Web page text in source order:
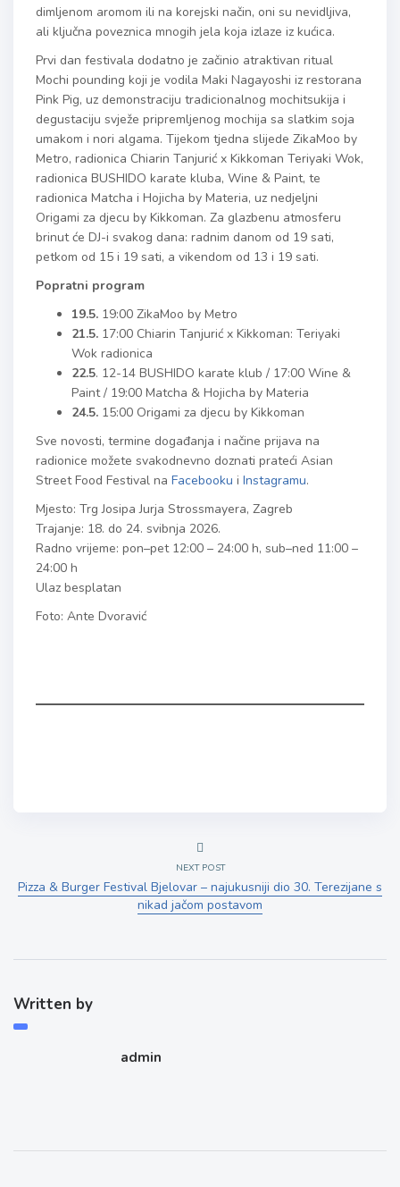
dimljenom aromom ili na korejski način, oni su nevidljiva,
ali ključna poveznica mnogih jela koja izlaze iz kućica.
Prvi dan festivala dodatno je začinio atraktivan ritual
Mochi pounding koji je vodila Maki Nagayoshi iz restorana
Pink Pig, uz demonstraciju tradicionalnog mochitsukija i
degustaciju svježe pripremljenog mochija sa slatkim soja
umakom i nori algama. Tijekom tjedna slijede ZikaMoo by
Metro, radionica Chiarin Tanjurić x Kikkoman Teriyaki Wok,
radionica BUSHIDO karate kluba, Wine & Paint, te
radionica Matcha i Hojicha by Materia, uz nedjeljni
Origami za djecu by Kikkoman. Za glazbenu atmosferu
brinut će DJ-i svakog dana: radnim danom od 19 sati,
petkom od 15 i 19 sati, a vikendom od 13 i 19 sati.
Popratni program
19.5. 19:00 ZikaMoo by Metro
21.5. 17:00 Chiarin Tanjurić x Kikkoman: Teriyaki
Wok radionica
22.5. 12-14 BUSHIDO karate klub / 17:00 Wine &
Paint / 19:00 Matcha & Hojicha by Materia
24.5. 15:00 Origami za djecu by Kikkoman
Sve novosti, termine događanja i načine prijava na
radionice možete svakodnevno doznati prateći Asian
Street Food Festival na Facebooku i Instagramu.
Mjesto: Trg Josipa Jurja Strossmayera, Zagreb
Trajanje: 18. do 24. svibnja 2026.
Radno vrijeme: pon–pet 12:00 – 24:00 h, sub–ned 11:00 –
24:00 h
Ulaz besplatan
Foto: Ante Dvoravić
NEXT POST
Pizza & Burger Festival Bjelovar – najukusniji dio 30. Terezijane s
nikad jačom postavom
Written by
admin